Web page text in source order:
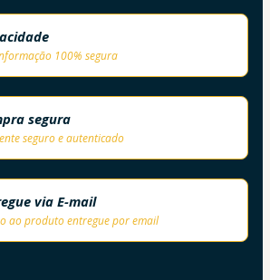
100% segura
segura
seguro e autenticado
via E-mail
ao produto entregue por email